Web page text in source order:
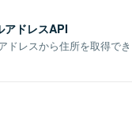
アドレスAPI
ドレスから住所を取得で